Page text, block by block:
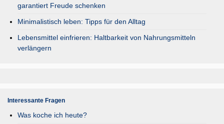
garantiert Freude schenken
Minimalistisch leben: Tipps für den Alltag
Lebensmittel einfrieren: Haltbarkeit von Nahrungsmitteln
verlängern
Interessante Fragen
Was koche ich heute?